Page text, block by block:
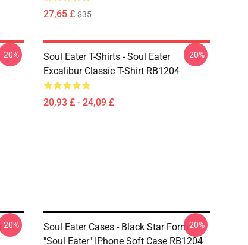
27,65 £ $35
-20%
Soul Eater T-Shirts - Soul Eater
Excalibur Classic T-Shirt RB1204
20,93 £ - 24,09 £
-20%
-20%
Soul Eater Cases - Black Star Form
"Soul Eater" IPhone Soft Case RB1204
-20%